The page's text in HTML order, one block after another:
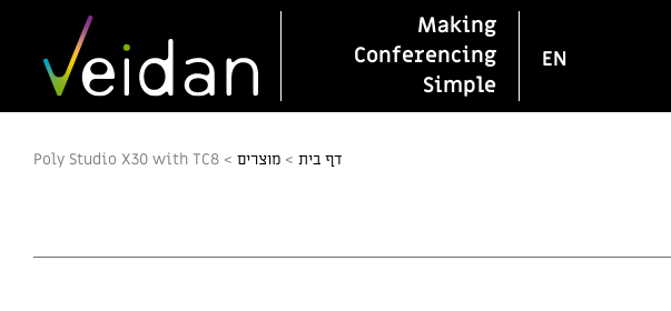
EN
Making
Conferencing
Simple
דף בית > מוצרים >
Poly Studio X30 with TC8